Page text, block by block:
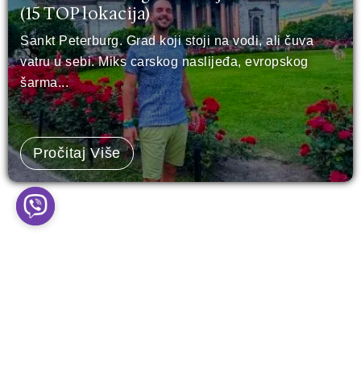
(15 TOP lokacija)
Sankt Peterburg. Grad koji stoji na vodi, ali čuva
vatru u sebi. Miks carskog naslijeđa, evropskog
šarma...
Pročitaj Više